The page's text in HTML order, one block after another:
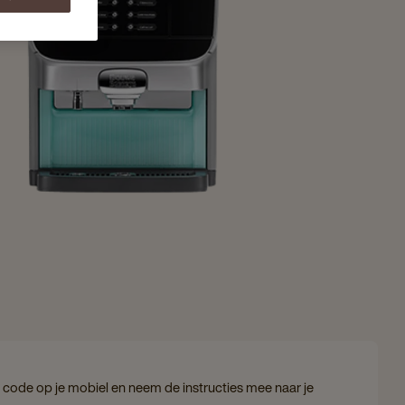
code op je mobiel en neem de instructies mee naar je